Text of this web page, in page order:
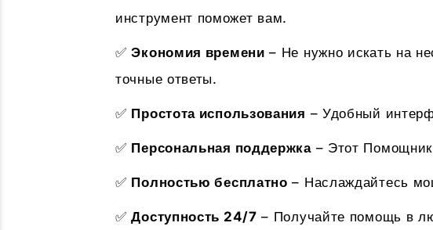
инструмент поможет вам.
✅Экономия времени – Не нужно искать на
точные ответы.
✅ Простота использования – Удобный
✅ Персональная поддержка– Этот Помощник
✅ Полностью бесплатно – Наслаждайтесь
✅Доступность 24/7 – Получайте помощь в